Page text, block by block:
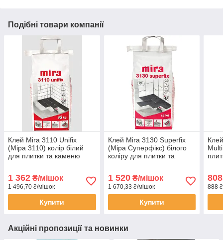
Подібні товари компанії
Клей Mira 3110 Unifix
(Міра 3110) колір білий
для плитки та каменю
підлоги мішок 25 кг
1 362 ₴/мішок
1 496,70 ₴/мішок
Купити
Клей Mira 3130 Superfix
(Міра Суперфікс) білого
коліру для плитки та
підлоги 15 кг
1 520₴/мішок
1 670,33 ₴/мішок
Купити
888
Акційні пропозиції та новинки